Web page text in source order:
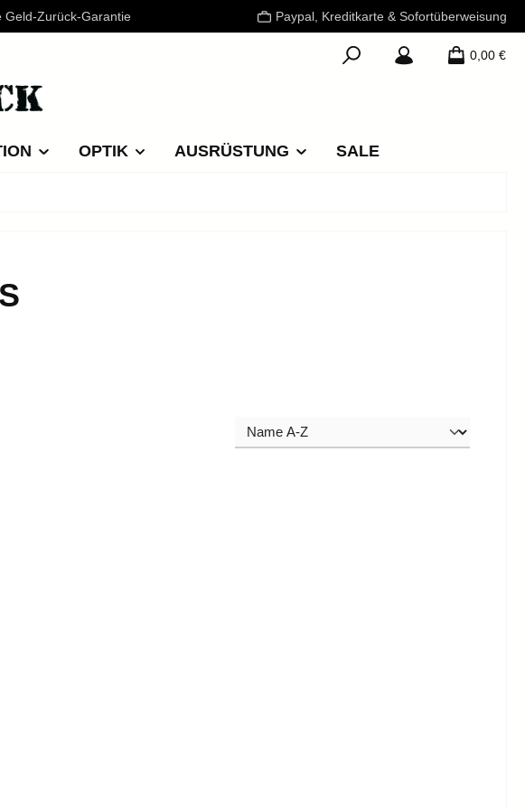
Geld-Zurück-Garantie Paypal, Kreditkarte & Sofortüberweisung
0,00 €
OPTIK AUSRÜSTUNG
SALE